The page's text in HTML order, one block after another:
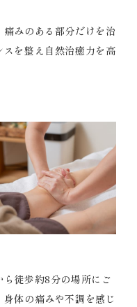
みのある部分だけを治
を整え自然治癒力を高
徒歩約8分の場所にご
体の痛みや不調を感じ